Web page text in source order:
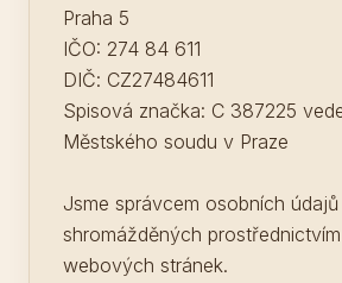
Praha 5
IČO: 274 84 611
DIČ: CZ27484611
Spisová značka: C 387225
Městského soudu v Praze
Jsme správcem osobních údajů
shromážděných
webových stránek.